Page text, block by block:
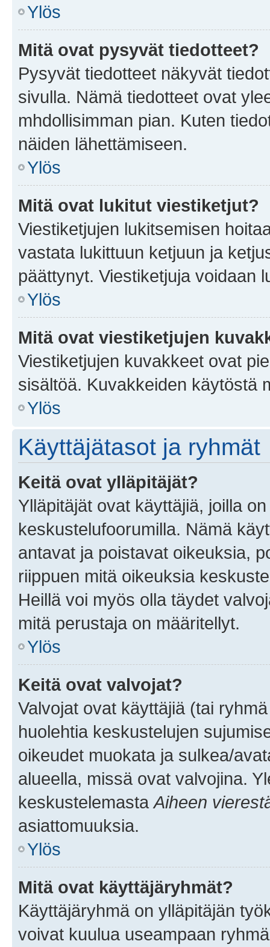
Ylös
Mitä ovat pysyvät tiedotteet?
Pysyvät tiedotteet näkyvät
sivulla. Nämä tiedotteet ovat
mhdollisimman pian. Kuten
näiden lähettämiseen.
Ylös
Mitä ovat lukitut viestiketjut?
Viestiketjujen lukitsemisen
vastata lukittuun ketjuun ja
päättynyt. Viestiketjuja voidaan
Ylös
Mitä ovat viestiketjujen
Viestiketjujen kuvakkeet ovat
sisältöä. Kuvakkeiden käytöstä
Ylös
Käyttäjätasot ja ryhmät
Keitä ovat ylläpitäjät?
Ylläpitäjät ovat käyttäjiä, joilla
keskustelufoorumilla. Nämä
antavat ja poistavat oikeuksia,
riippuen mitä oikeuksia
Heillä voi myös olla täydet
mitä perustaja on määritellyt.
Ylös
Keitä ovat valvojat?
Valvojat ovat käyttäjiä (tai
huolehtia keskustelujen
oikeudet muokata ja sulkea/
alueella, missä ovat valvojina.
keskustelemasta Aiheen
asiattomuuksia.
Ylös
Mitä ovat käyttäjäryhmät?
Käyttäjäryhmä on ylläpitäjän
voivat kuulua useampaan